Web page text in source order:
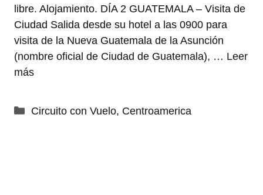
libre. Alojamiento. DÍA 2 GUATEMALA – Visita de
Ciudad Salida desde su hotel a las 0900 para
visita de la Nueva Guatemala de la Asunción
(nombre oficial de Ciudad de Guatemala), … Leer
más
Categorías
Circuito con Vuelo, Centroamerica